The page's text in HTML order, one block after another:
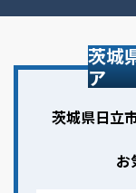
茨城
ア
茨城県日立
お